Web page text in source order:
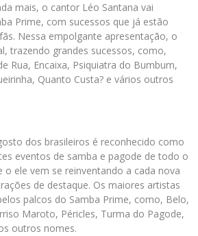
mais, o cantor Léo Santana vai
Prime, com sucessos que já estão
Nessa empolgante apresentação, o
trazendo grandes sucessos, como,
Rua, Encaixa, Psiquiatra do Bumbum,
Quanto Custa? e vários outros
dos brasileiros é reconhecido como
eventos de samba e pagode de todo o
o ele vem se reinventando a cada nova
de destaque. Os maiores artistas
palcos do Samba Prime, como, Belo,
Maroto, Péricles, Turma do Pagode,
outros nomes.